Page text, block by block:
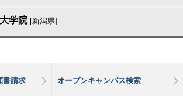
学院 [新潟県]
書請求 オープンキャンパス検索